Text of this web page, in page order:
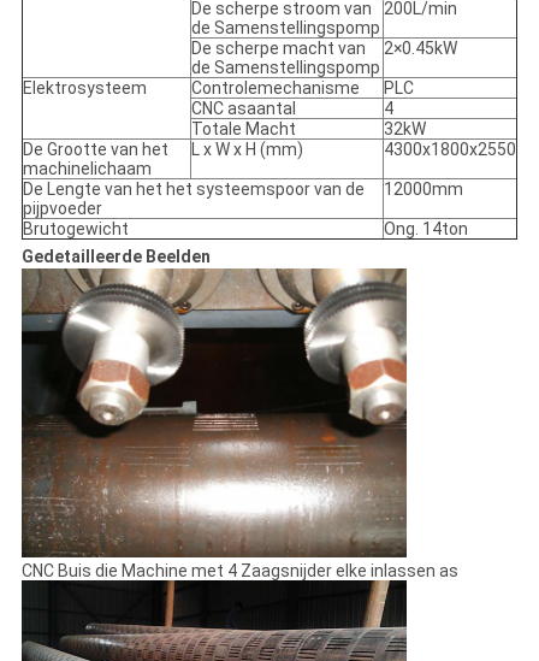
De scherpe stroom van
de Samenstellingspomp
200L/min
De scherpe macht van
de Samenstellingspomp
2×0.45kW
Elektrosysteem Controlemechanisme
PLC
CNC asaantal
4
Totale Macht
32kW
De Grootte van het
machinelichaam
L x W x H (mm) 4300x1800x2550
De Lengte van het het systeemspoor van de
pijpvoeder
12000mm
Brutogewicht
Ong. 14ton
Gedetailleerde Beelden
CNC Buis die Machine met 4 Zaagsnijder elke inlassen as